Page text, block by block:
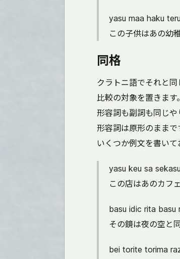
yasu maa haku
この子供はあの幼
同格
クラトニ語でそれと
比較の対象を置きます。
形容詞も副詞も同じや
形容詞は原形のままで
いくつか例文を書いて
yasu keu sa
この店はあのカフ
basu idic rita basu
その鏡は夜の空と
bei torite torima